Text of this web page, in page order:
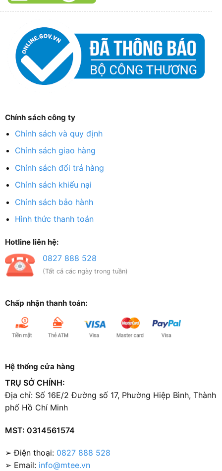
Chính sách công ty
Chính sách và quy định
Chính sách giao hàng
Chính sách đổi trả hàng
Chính sách khiếu nại
Chính sách bảo hành
Hình thức thanh toán
Hotline liên hệ:
0827 888 528
(Tất cả các ngày trong tuần)
Chấp nhận thanh toán:
Hệ thống cửa hàng
TRỤ SỞ CHÍNH:
Địa chỉ: Số 16E/2 Đường số 17, Phường Hiệp Bình, Thành
phố Hồ Chí Minh
MST: 0314561574
➢ Điện thoại: 0827 888 528
➢ Email: info@mtee.vn